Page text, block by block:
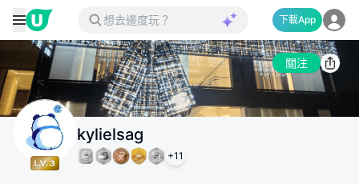
下載App
關注
kylielsag
+11